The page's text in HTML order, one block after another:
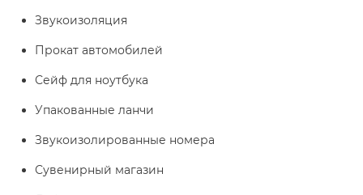
Звукоизоляция
Прокат автомобилей
Сейф для ноутбука
Упакованные ланчи
Звукоизолированные номера
Сувенирный магазин